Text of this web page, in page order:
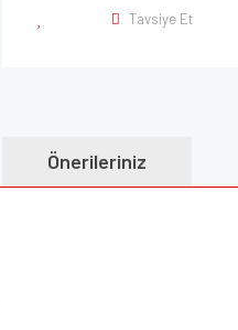
Tavsiye Et
Önerileriniz